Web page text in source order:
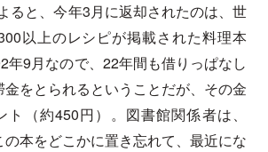
ると、今年3月に返却されたのは、世
以上のレシピが掲載された料理本
年9月なので、22年間も借りっぱなし
をとられるということだが、その金
（約450円）。図書館関係者は、
の本をどこかに置き忘れて、最近にな